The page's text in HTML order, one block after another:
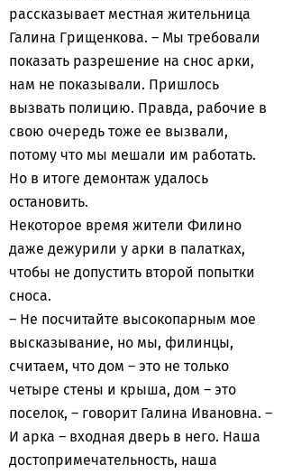
рассказывает местная жительница
Галина Грищенкова. – Мы требовали
показать разрешение на снос арки,
нам не показывали. Пришлось
вызвать полицию. Правда, рабочие в
свою очередь тоже ее вызвали,
потому что мы мешали им работать.
Но в итоге демонтаж удалось
остановить.
Некоторое время жители Филино
даже дежурили у арки в палатках,
чтобы не допустить второй попытки
сноса.
– Не посчитайте высокопарным мое
высказывание, но мы, филинцы,
считаем, что дом – это не только
четыре стены и крыша, дом – это
поселок, – говорит Галина Ивановна. –
И арка – входная дверь в него. Наша
достопримечательность, наша